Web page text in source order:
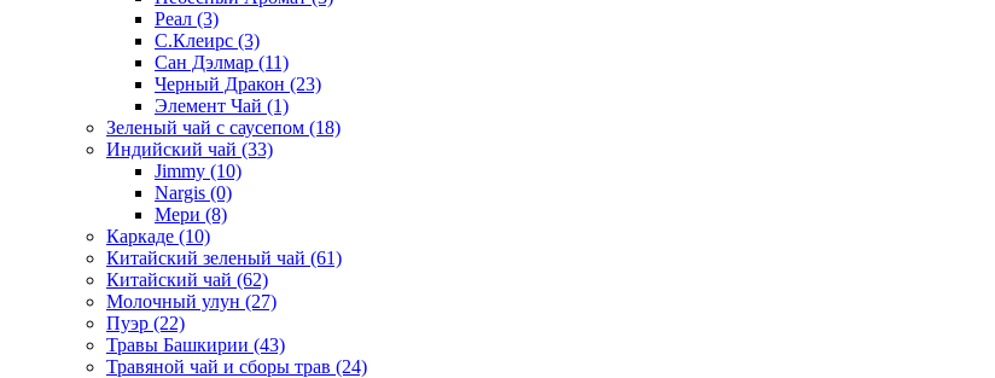
Реал (3)
С.Клеирс (3)
Сан Дэлмар (11)
Черный Дракон (23)
Элемент Чай (1)
Зеленый чай с саусепом (18)
Индийский чай (33)
Jimmy (10)
Nargis (0)
Мери (8)
Каркаде (10)
Китайский зеленый чай (61)
Китайский чай (62)
Молочный улун (27)
Пуэр (22)
Травы Башкирии (43)
Травяной чай и сборы трав (24)